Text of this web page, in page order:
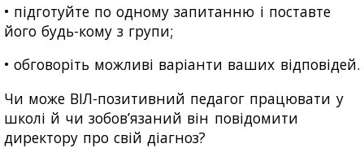
• підготуйте по одному запитанню і поставте
його будь-кому з групи;
• обговоріть можливі варіанти ваших відповідей.
Чи може ВІЛ-позитивний педагог працювати у
школі й чи зобов’язаний він повідомити
директору про свій діагноз?